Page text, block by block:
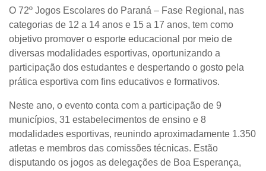
O 72º Jogos Escolares do Paraná – Fase Regional, nas
categorias de 12 a 14 anos e 15 a 17 anos, tem como
objetivo promover o esporte educacional por meio de
diversas modalidades esportivas, oportunizando a
participação dos estudantes e despertando o gosto pela
prática esportiva com fins educativos e formativos.
Neste ano, o evento conta com a participação de 9
municípios, 31 estabelecimentos de ensino e 8
modalidades esportivas, reunindo aproximadamente 1.350
atletas e membros das comissões técnicas. Estão
disputando os jogos as delegações de Boa Esperança,